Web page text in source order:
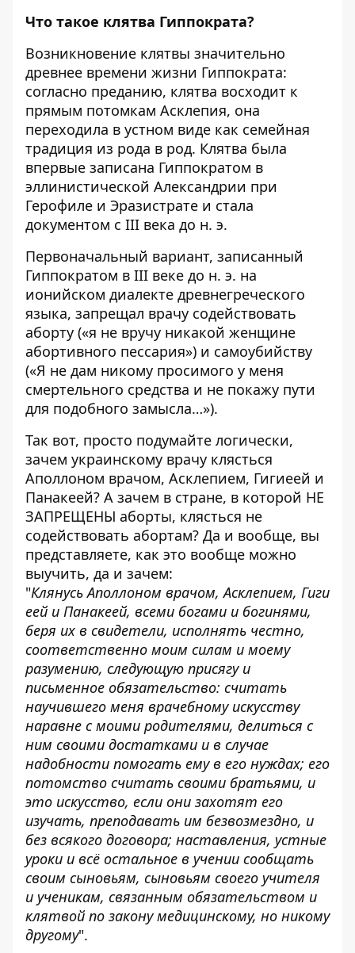
Что такое клятва Гиппократа?
Возникновение клятвы значительно
древнее времени жизни Гиппократа:
согласно преданию, клятва восходит к
прямым потомкам Асклепия, она
переходила в устном виде как семейная
традиция из рода в род. Клятва была
впервые записана Гиппократом в
эллинистической Александрии при
Герофиле и Эразистрате и стала
документом с III века до н. э.
Первоначальный вариант, записанный
Гиппократом в III веке до н. э. на
ионийском диалекте древнегреческого
языка, запрещал врачу содействовать
аборту («я не вручу никакой женщине
абортивного пессария») и самоубийству
(«Я не дам никому просимого у меня
смертельного средства и не покажу пути
для подобного замысла…»).
Так вот, просто подумайте логически,
зачем украинскому врачу клясться
Аполлоном врачом, Асклепием, Гигиеей и
Панакеей? А зачем в стране, в которой НЕ
ЗАПРЕЩЕНЫ аборты, клясться не
содействовать абортам? Да и вообще, вы
представляете, как это вообще можно
выучить, да и зачем:
"Клянусь Аполлоном врачом, Асклепием, Гиги
еей и Панакеей, всеми богами и богинями,
беря их в свидетели, исполнять честно,
соответственно моим силам и моему
разумению, следующую присягу и
письменное обязательство: считать
научившего меня врачебному искусству
наравне с моими родителями, делиться с
ним своими достатками и в случае
надобности помогать ему в его нуждах; его
потомство считать своими братьями, и
это искусство, если они захотят его
изучать, преподавать им безвозмездно, и
без всякого договора; наставления, устные
уроки и всё остальное в учении сообщать
своим сыновьям, сыновьям своего учителя
и ученикам, связанным обязательством и
клятвой по закону медицинскому, но никому
другому".